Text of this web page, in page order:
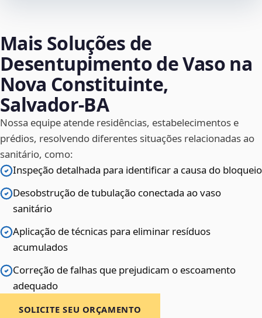
Mais Soluções de
Desentupimento de Vaso na
Nova Constituinte,
Salvador‑BA
Nossa equipe atende residências, estabelecimentos e
prédios, resolvendo diferentes situações relacionadas ao
sanitário, como:
Inspeção detalhada para identificar a causa do bloqueio
Desobstrução de tubulação conectada ao vaso
sanitário
Aplicação de técnicas para eliminar resíduos
acumulados
Correção de falhas que prejudicam o escoamento
adequado
SOLICITE SEU ORÇAMENTO